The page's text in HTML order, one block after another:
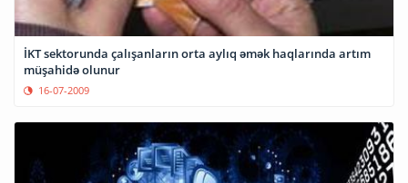
İKT sektorunda çalışanların orta aylıq əmək haqlarında artım
müşahidə olunur
16-07-2009